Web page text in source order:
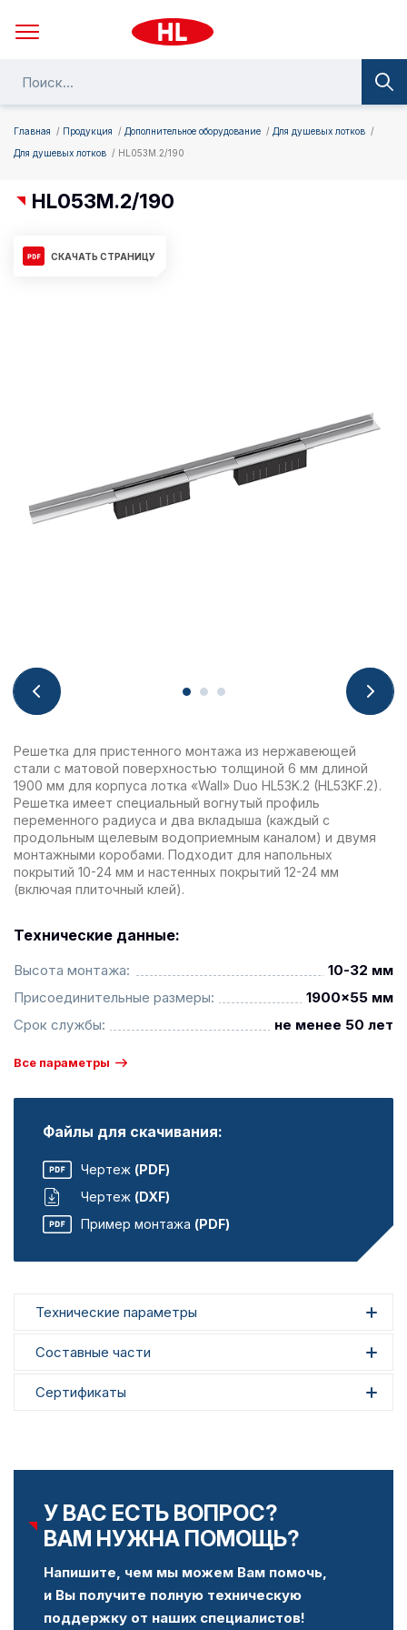
Главная Продукция Дополнительное оборудование
Для душевых лотков
Для душевых лотков
HL053M.2/190
HL053M.2/190
СКАЧАТЬ СТРАНИЦУ
Решетка для пристенного монтажа из нержавеющей
стали с матовой поверхностью толщиной 6 мм длиной
1900 мм для корпуса лотка «Wall» Duo HL53K.2 (HL53KF.2).
Решетка имеет специальный вогнутый профиль
переменного радиуса и два вкладыша (каждый с
продольным щелевым водоприемным каналом) и двумя
монтажными коробами. Подходит для напольных
покрытий 10-24 мм и настенных покрытий 12-24 мм
(включая плиточный клей).
Технические данные:
Высота монтажа:
10-32 мм
Присоединительные размеры:
1900x55 мм
Срок службы:
не менее 50 лет
Все параметры
Файлы для скачивания:
Чертеж (PDF)
Чертеж (DXF)
Пример монтажа (PDF)
Технические параметры
Составные части
Сертификаты
У ВАС ЕСТЬ ВОПРОС?
ВАМ НУЖНА ПОМОЩЬ?
Напишите, чем мы можем Вам помочь,
и Вы получите полную техническую
поддержку от наших специалистов!